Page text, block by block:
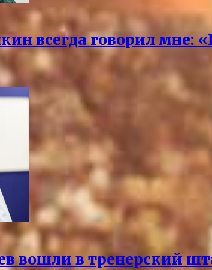
всегда говорил мне:
вошли в тренерский